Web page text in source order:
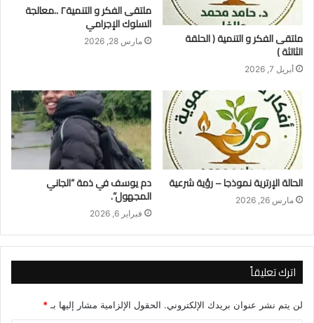
ملتقى الفكر و التنمية ( الحلقة
الثالثة )
أبريل 7, 2026
ملتقى الفكر و التنمية٢ ..معالجة
السلوك الإجرامي
مارس 28, 2026
الحالة الإرترية نموذجا – رؤية شرعية
مارس 26, 2026
​دم يوسف في ذمة “الجاني
المجهول”.
فبراير 6, 2026
اترك تعليقاً
لن يتم نشر عنوان بريدك الإلكتروني. الحقول الإلزامية مشار إليها بـ *